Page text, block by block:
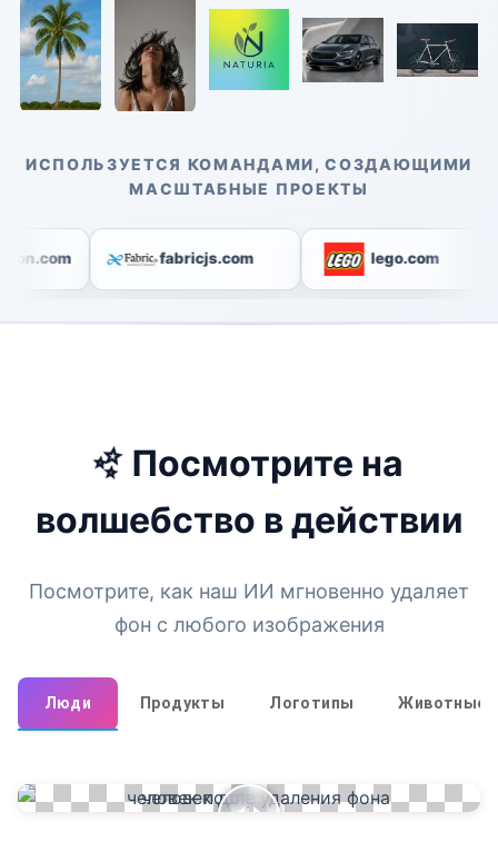
ИСПОЛЬЗУЕТСЯ КОМАНДАМИ, СОЗДАЮЩИМИ
МАСШТАБНЫЕ ПРОЕКТЫ
fabricjs.com lego.com
✨ Посмотрите на
волшебство в действии
Посмотрите, как наш ИИ мгновенно удаляет
фон с любого изображения
Люди Продукты Логотипы Животные